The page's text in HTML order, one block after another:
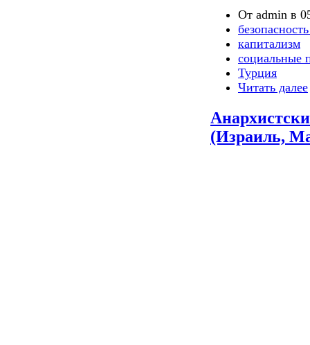
От admin в
капитализм
социальные
Турция
Читать далее
(Израиль,